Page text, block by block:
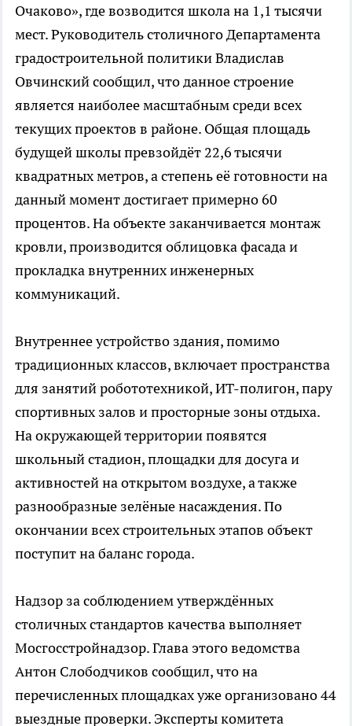
Очаково», где возводится школа на 1,1 тысячи
мест. Руководитель столичного Департамента
градостроительной политики Владислав
Овчинский сообщил, что данное строение
является наиболее масштабным среди всех
текущих проектов в районе. Общая площадь
будущей школы превзойдёт 22,6 тысячи
квадратных метров, а степень её готовности на
данный момент достигает примерно 60
процентов. На объекте заканчивается монтаж
кровли, производится облицовка фасада и
прокладка внутренних инженерных
коммуникаций.
Внутреннее устройство здания, помимо
традиционных классов, включает пространства
для занятий робототехникой, ИТ-полигон, пару
спортивных залов и просторные зоны отдыха.
На окружающей территории появятся
школьный стадион, площадки для досуга и
активностей на открытом воздухе, а также
разнообразные зелёные насаждения. По
окончании всех строительных этапов объект
поступит на баланс города.
Надзор за соблюдением утверждённых
столичных стандартов качества выполняет
Мосгосстройнадзор. Глава этого ведомства
Антон Слободчиков сообщил, что на
перечисленных площадках уже организовано 44
выездные проверки. Эксперты комитета